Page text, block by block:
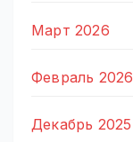
Март 2026
Февраль 2026
Декабрь 2025